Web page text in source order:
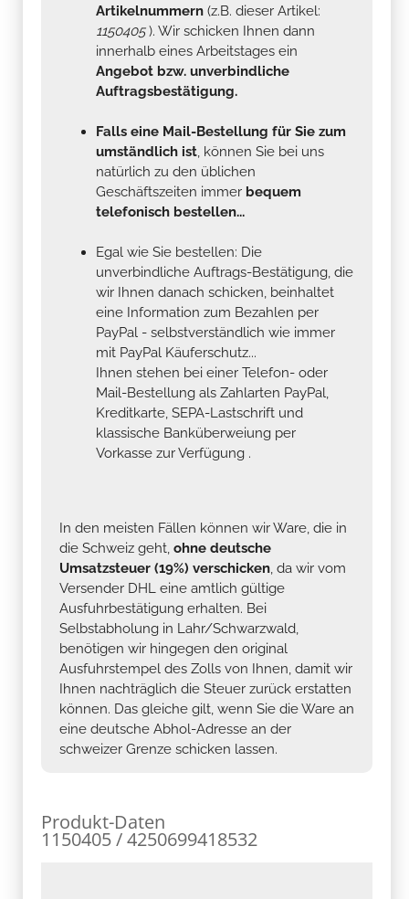
Artikelnummern (z.B. dieser Artikel:
1150405). Wir schicken Ihnen dann
innerhalb eines Arbeitstages ein
Angebot bzw. unverbindliche
Auftragsbestätigung.
Falls eine Mail-Bestellung für Sie zum
umständlich ist, können Sie bei uns
natürlich zu den üblichen
Geschäftszeiten immer bequem
telefonisch bestellen...
Egal wie Sie bestellen: Die
unverbindliche Auftrags-Bestätigung, die
wir Ihnen danach schicken, beinhaltet
eine Information zum Bezahlen per
PayPal - selbstverständlich wie immer
mit PayPal Käuferschutz...
Ihnen stehen bei einer Telefon- oder
Mail-Bestellung als Zahlarten PayPal,
Kreditkarte, SEPA-Lastschrift und
klassische Banküberweiung per
Vorkasse zur Verfügung .
In den meisten Fällen können wir Ware, die in
die Schweiz geht, ohne deutsche
Umsatzsteuer (19%) verschicken, da wir vom
Versender DHL eine amtlich gültige
Ausfuhrbestätigung erhalten. Bei
Selbstabholung in Lahr/Schwarzwald,
benötigen wir hingegen den original
Ausfuhrstempel des Zolls von Ihnen, damit wir
Ihnen nachträglich die Steuer zurück erstatten
können. Das gleiche gilt, wenn Sie die Ware an
eine deutsche Abhol-Adresse an der
schweizer Grenze schicken lassen.
Produkt-Daten
1150405 / 4250699418532